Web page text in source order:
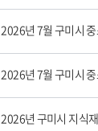
2026년 7월 구미시
2026년 7월 구미시
2026년 구미시 지식재산 긴